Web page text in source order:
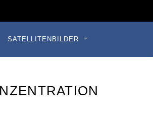
SATELLITENBILDER